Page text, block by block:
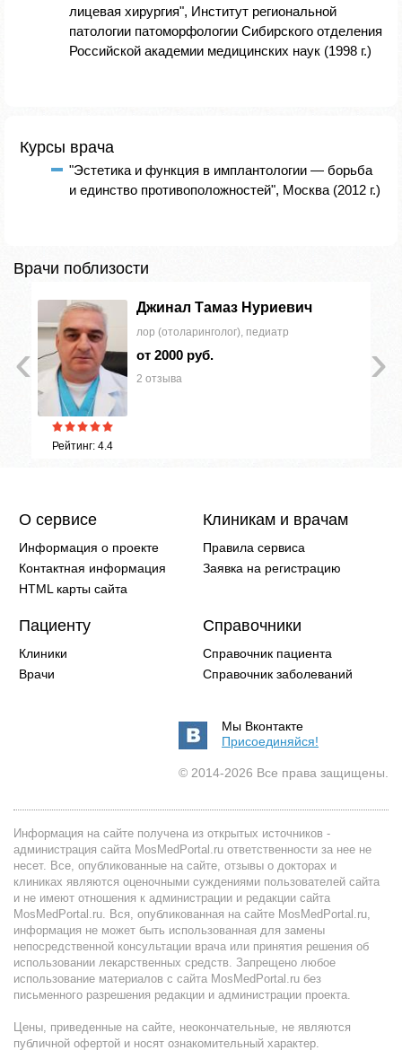
лицевая хирургия", Институт региональной
патологии патоморфологии Сибирского отделения
Российской академии медицинских наук (1998 г.)
Курсы врача
"Эстетика и функция в имплантологии — борьба
и единство противоположностей", Москва (2012 г.)
Врачи поблизости
›
‹
Рейтинг: 4.4
Джинал Тамаз Нуриевич
лор (отоларинголог), педиатр
от 2000 руб.
2 отзыва
О сервисе
Информация о проекте
Контактная информация
HTML карты сайта
Клиникам и врачам
Правила сервиса
Заявка на регистрацию
Пациенту
Клиники
Врачи
Справочники
Справочник пациента
Справочник заболеваний
Мы Вконтакте
Присоединяйся!
© 2014-2026 Все права защищены.
Информация на сайте получена из открытых источников -
администрация сайта MosMedPortal.ru ответственности за нее не
несет. Все, опубликованные на сайте, отзывы о докторах и
клиниках являются оценочными суждениями пользователей сайта
и не имеют отношения к администрации и редакции сайта
MosMedPortal.ru. Вся, опубликованная на сайте MosMedPortal.ru,
информация не может быть использованная для замены
непосредственной консультации врача или принятия решения об
использовании лекарственных средств. Запрещено любое
использование материалов с сайта MosMedPortal.ru без
письменного разрешения редакции и администрации проекта.
Цены, приведенные на сайте, неокончательные, не являются
публичной офертой и носят ознакомительный характер.